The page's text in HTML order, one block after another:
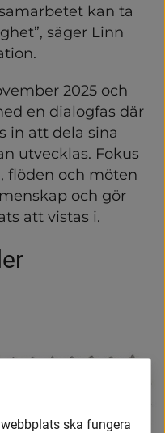
kan ta
säger Linn
2025 och
en dialogfas där
in att dela sina
utvecklas. Fokus
flöden och möten
och gör
att vistas i.
ska fungera